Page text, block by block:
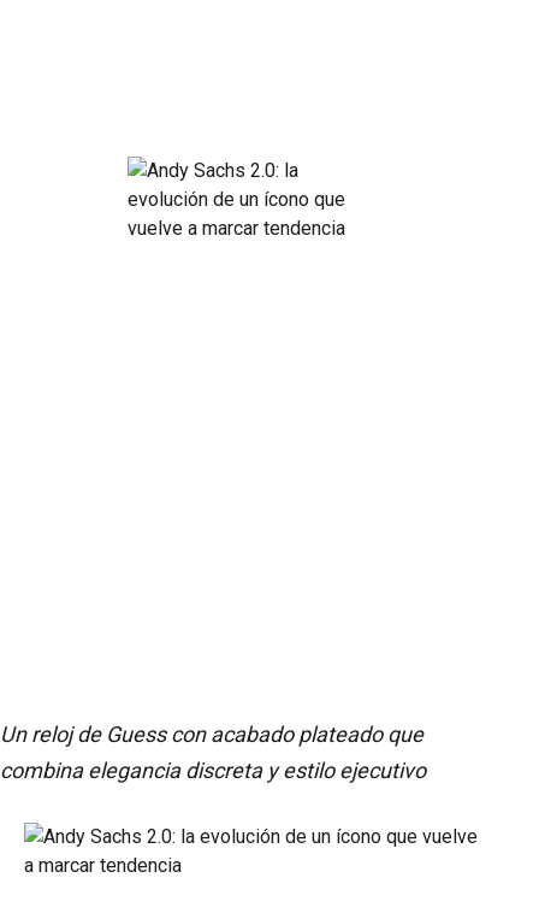
Un reloj de Guess con acabado plateado que
combina elegancia discreta y estilo ejecutivo